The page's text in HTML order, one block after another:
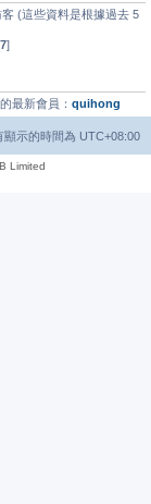
(這些資料是根據過去 5
]
最新會員： quihong
顯示的時間為 UTC+08:00
Limited